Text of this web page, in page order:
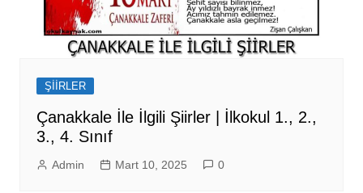
ŞİİRLER
Çanakkale İle İlgili Şiirler | İlkokul 1., 2.,
3., 4. Sınıf
Admin Mart 10, 2025 0